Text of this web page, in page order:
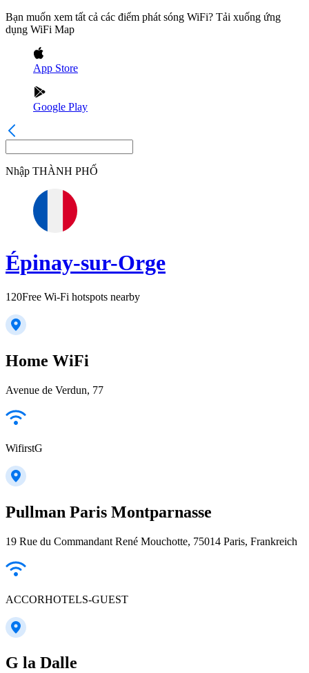
Bạn muốn xem tất cả các điểm phát sóng WiFi? Tải xuống ứng
dụng WiFi Map
App Store
Google Play
Nhập THÀNH PHỐ
Épinay-sur-Orge
120Free Wi-Fi hotspots nearby
Home WiFi
Avenue de Verdun, 77
WifirstG
Pullman Paris Montparnasse
19 Rue du Commandant René Mouchotte, 75014 Paris, Frankreich
ACCORHOTELS-GUEST
G la Dalle